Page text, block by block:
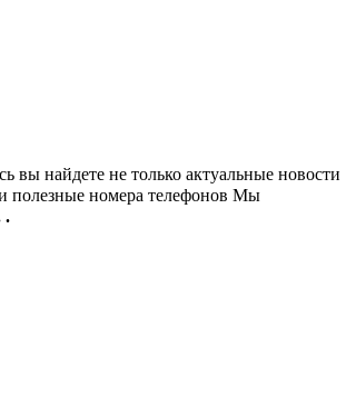
вы найдете не только актуальные новости
полезные номера телефонов Мы
.